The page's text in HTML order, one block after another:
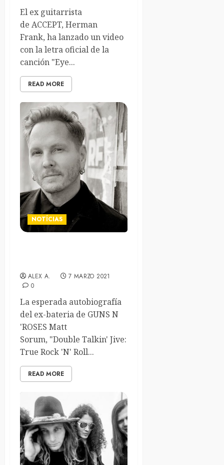
El ex guitarrista
de ACCEPT, Herman
Frank, ha lanzado un video
con la letra oficial de la
canción "Eye...
READ MORE
NOTÍCIAS
ALEX A.
7 MARZO 2021
0
La esperada autobiografía
del ex-bateria de GUNS N
'ROSES Matt
Sorum, "Double Talkin' Jive:
True Rock 'N' Roll...
READ MORE